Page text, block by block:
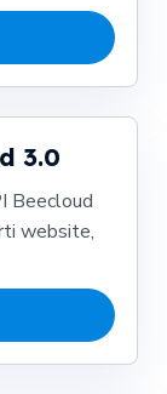
3.0
Beecloud
website,